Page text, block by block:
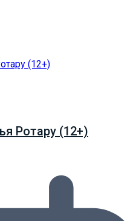
Ротару (12+)